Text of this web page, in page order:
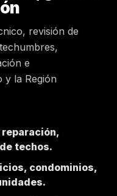
revisión de
e
y la Región
reparación,
techos.
condominios,